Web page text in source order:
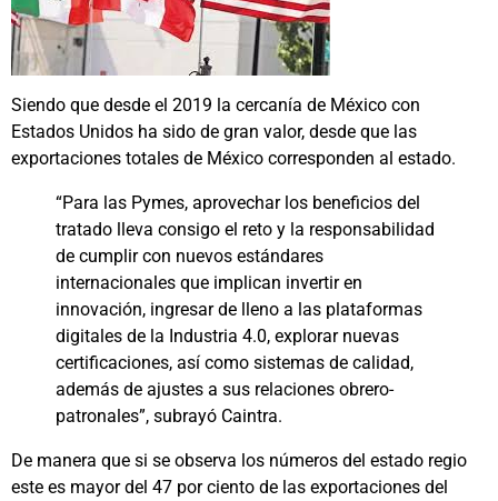
Siendo que desde el 2019 la cercanía de México con
Estados Unidos ha sido de gran valor, desde que las
exportaciones totales de México corresponden al estado.
“Para las Pymes, aprovechar los beneficios del
tratado lleva consigo el reto y la responsabilidad
de cumplir con nuevos estándares
internacionales que implican invertir en
innovación, ingresar de lleno a las plataformas
digitales de la Industria 4.0, explorar nuevas
certificaciones, así como sistemas de calidad,
además de ajustes a sus relaciones obrero-
patronales”, subrayó Caintra.
De manera que si se observa los números del estado regio
este es mayor del 47 por ciento de las exportaciones del